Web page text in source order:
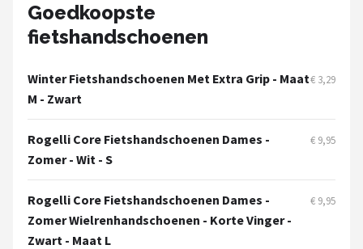
Mountainbikes
POPULAIRE MERKEN
Basil
Volare
ABUS
AXA
Goedkoopste
fietshandschoenen
Winter Fietshandschoenen Met Extra Grip - Maat
M - Zwart
€ 3,29
Rogelli Core Fietshandschoenen Dames -
Zomer - Wit - S
€ 9,95
Rogelli Core Fietshandschoenen Dames -
Zomer Wielrenhandschoenen - Korte Vinger -
Zwart - Maat L
€ 9,95